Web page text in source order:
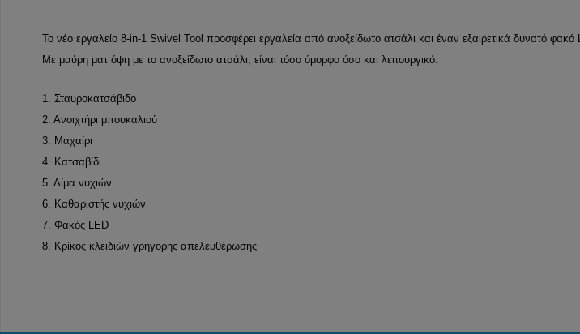
Το νέο εργαλείο 8-in-1 Swivel Tool προσφέρει εργαλεία από ανοξείδωτο ατσάλι και έναν εξαιρετικά δυνατό
Με μαύρη ματ όψη με το ανοξείδωτο ατσάλι, είναι τόσο όμορφο όσο και λειτουργικό.
1. Σταυροκατσάβιδο
2. Ανοιχτήρι μπουκαλιού
3. Μαχαίρι
4. Κατσαβίδι
5. Λίμα νυχιών
6. Καθαριστής νυχιών
7. Φακός LED
8. Κρίκος κλειδιών γρήγορης απελευθέρωσης